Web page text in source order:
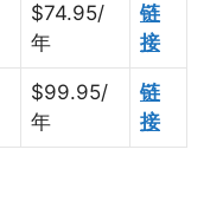
$74.95/
年
链
接
$99.95/
年
链
接